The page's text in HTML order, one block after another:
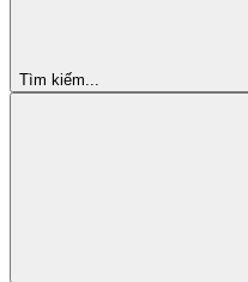
Tìm kiếm...